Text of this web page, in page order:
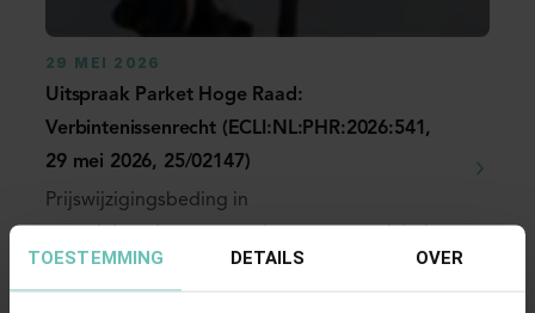
TOESTEMMING DETAILS OVER
29 MEI 2026
Uitspraak Parket Hoge Raad:
Verbintenissenrecht (ECLI:NL:PHR:2026:541,
29 mei 2026, 25/02147)
Prijswijzigingsbeding in
tarief. Oneerlijkheidstoets. ...